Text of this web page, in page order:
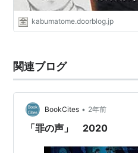
kabumatome.doorblog.jp
関連ブログ
BookCites • 2年前
「罪の声」 2020